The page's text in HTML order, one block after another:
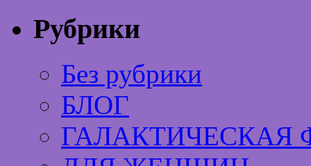
Рубрики
Без рубрики
БЛОГ
ГАЛАКТИЧЕСКАЯ